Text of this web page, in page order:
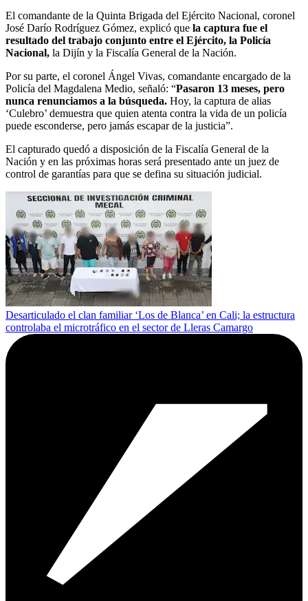
El comandante de la Quinta Brigada del Ejército Nacional, coronel
José Darío Rodríguez Gómez, explicó que la captura fue el
resultado del trabajo conjunto entre el Ejército, la Policía
Nacional, la Dijín y la Fiscalía General de la Nación.
Por su parte, el coronel Ángel Vivas, comandante encargado de la
Policía del Magdalena Medio, señaló: “Pasaron 13 meses, pero
nunca renunciamos a la búsqueda. Hoy, la captura de alias
‘Culebro’ demuestra que quien atenta contra la vida de un policía
puede esconderse, pero jamás escapar de la justicia”.
El capturado quedó a disposición de la Fiscalía General de la
Nación y en las próximas horas será presentado ante un juez de
control de garantías para que se defina su situación judicial.
Desarticulado el clan familiar ‘Los de Blanca’ en Cali; la estructura
controlaba el microtráfico en el sector de Lleras Camargo